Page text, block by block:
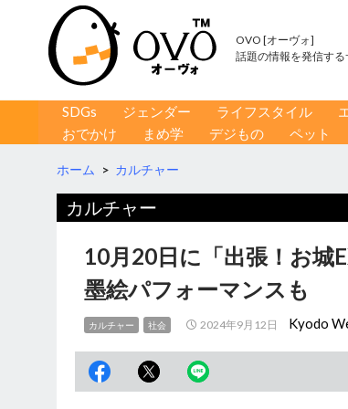
OVO [オーヴォ]
話題の情報を発信する
コンテンツへ移動
SDGs ジェンダー ライフスタイル
おでかけ
まめ学 デジもの ペット
ホーム > カルチャー
カルチャー
10月20日に「出張！お
墨絵パフォーマンスも
カルチャー 社会 2024年9月12日 Kyodo